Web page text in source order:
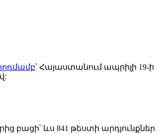
՝ Հայաստանում ապրիլի 19-ի
բացի՝ ևս 841 թեստի արդյունքներ